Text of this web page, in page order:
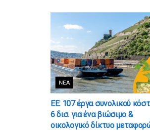
ΝΈΑ
ΕΕ: 107 έργα συνολικού
6 δισ. για ένα βιώσιμο &
οικολογικό δίκτυο